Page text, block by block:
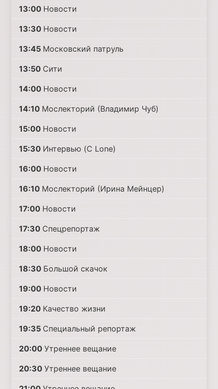
13:00 Новости
13:30 Новости
13:45 Московский патруль
13:50 Сити
14:00 Новости
14:10 Мослекторий (Владимир Чуб)
15:00 Новости
15:30 Интервью (C Lone)
16:00 Новости
16:10 Мослекторий (Ирина Мейнцер)
17:00 Новости
17:30 Спецрепортаж
18:00 Новости
18:30 Большой скачок
19:00 Новости
19:20 Качество жизни
19:35 Специальный репортаж
20:00 Утреннее вещание
20:30 Утреннее вещание